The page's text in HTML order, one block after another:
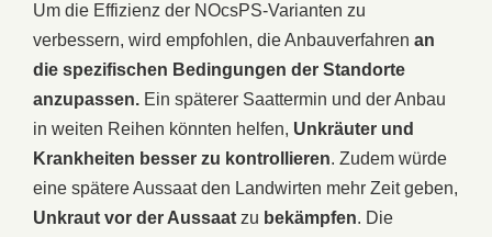
Um die Effizienz der NOcsPS-Varianten zu
verbessern, wird empfohlen, die Anbauverfahren an
die spezifischen Bedingungen der Standorte
anzupassen. Ein späterer Saattermin und der Anbau
in weiten Reihen könnten helfen, Unkräuter und
Krankheiten besser zu kontrollieren. Zudem würde
eine spätere Aussaat den Landwirten mehr Zeit geben,
Unkraut vor der Aussaat zu bekämpfen. Die